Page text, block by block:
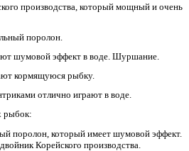
производства, который мощный и очень
поролон.
шумовой эффект в воде. Шуршание.
кормящуюся рыбку.
отлично играют в воде.
рыбок:
поролон, который имеет шумовой эффект.
Корейского производства.